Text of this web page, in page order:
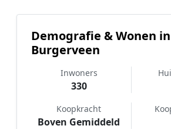
Demografie & Wonen in
Burgerveen
Inwoners
330
Koopkracht
Boven Gemiddeld